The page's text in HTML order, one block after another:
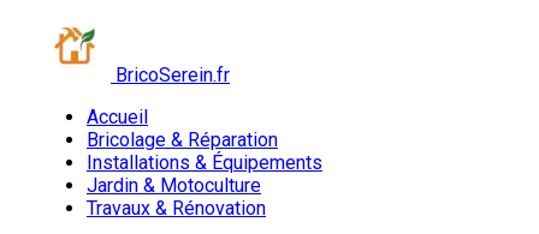
BricoSerein.fr
Accueil
Bricolage & Réparation
Installations & Équipements
Jardin & Motoculture
Travaux & Rénovation